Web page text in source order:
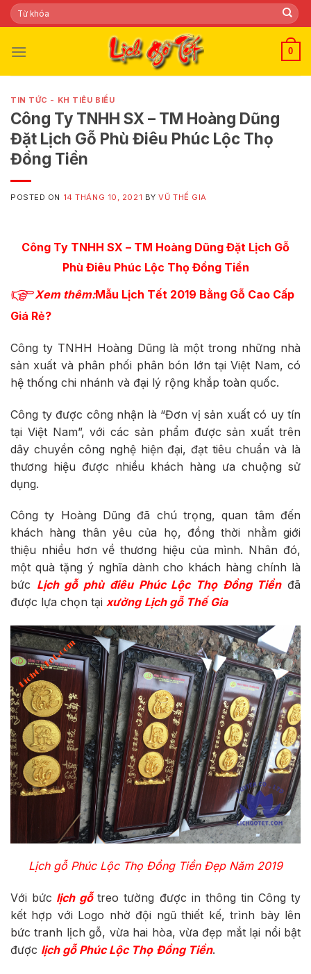
Skip
to
Tìm
kiếm:
0
TIN TỨC - KH TIÊU BIỂU
Công Ty TNHH SX – TM Hoàng Dũng
Đặt Lịch Gỗ Phù Điêu Phúc Lộc Thọ
Đồng Tiền
POSTED ON 14 THÁNG 10, 2021 BYVŨ THẾ GIA
Công Ty TNHH SX – TM Hoàng Dũng Đặt Lịch Gỗ
Phù Điêu Phúc Lộc Thọ Đồng Tiền
Xemthêm:Mẫu Lịch Tết 2019 Bằng Gỗ Cao Cấp
Giá Rẻ?
Công ty TNHH Hoàng Dũng là một trong những nhà
sản xuất và phân phối phân bón lớn tại Việt Nam, có
hệ thống chi nhánh và đại lý rộng khắp toàn quốc.
Công ty được công nhận là “Đơn vị sản xuất có uy tín
tại Việt Nam”, với các sản phẩm được sản xuất trên
dây chuyền công nghệ hiện đại, đạt tiêu chuẩn và là
thương hiệu được nhiều khách hàng ưa chuộng sử
dụng.
Công ty Hoàng Dũng đã chú trọng, quan tâm đến
khách hàng thân yêu của họ, đồng thời nhằm giới
thiệu nhiều hơn về thương hiệu của mình. Nhân đó,
một quà tặng ý nghĩa dành cho khách hàng chính là
bức Lịch gỗ phù điêu Phúc Lộc Thọ Đồng Tiềnđã
được lựa chọn tại xưởng Lịch gỗ Thế Gia
Lịch gỗ Phúc Lộc Thọ Đồng Tiền Đẹp Năm 2019
Với bức lịch gỗtreo tường được in thông tin Công ty
kết hợp với Logo nhờ đội ngũ thiết kế, trình bày lên
bức tranh lịch gỗ, vừa hai hòa, vừa đẹp mắt lại nổi bật
được lịch gỗ Phúc Lộc Thọ Đồng Tiền.